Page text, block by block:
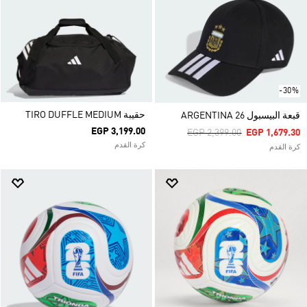
-30%
قبعة البيسبول ARGENTINA 26
Price Reduced From
EGP 2,399.00ToEGP 1,679.30
كرة القدم
حقيبة TIRO DUFFLE MEDIUM
EGP 3,199.00
كرة القدم